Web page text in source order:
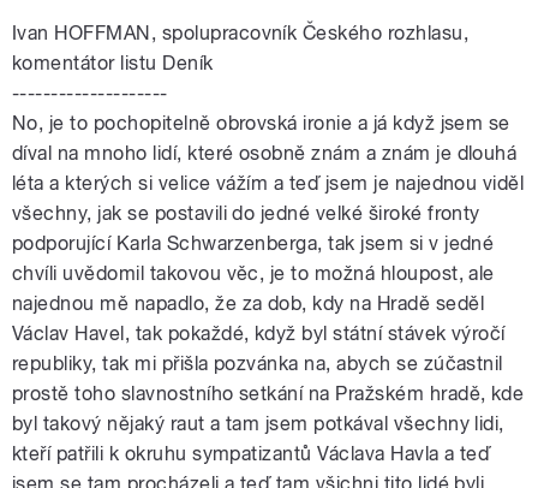
Ivan HOFFMAN, spolupracovník Českého rozhlasu,
komentátor listu Deník
--------------------
No, je to pochopitelně obrovská ironie a já když jsem se
díval na mnoho lidí, které osobně znám a znám je dlouhá
léta a kterých si velice vážím a teď jsem je najednou viděl
všechny, jak se postavili do jedné velké široké fronty
podporující Karla Schwarzenberga, tak jsem si v jedné
chvíli uvědomil takovou věc, je to možná hloupost, ale
najednou mě napadlo, že za dob, kdy na Hradě seděl
Václav Havel, tak pokaždé, když byl státní stávek výročí
republiky, tak mi přišla pozvánka na, abych se zúčastnil
prostě toho slavnostního setkání na Pražském hradě, kde
byl takový nějaký raut a tam jsem potkával všechny lidi,
kteří patřili k okruhu sympatizantů Václava Havla a teď